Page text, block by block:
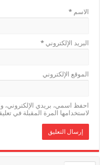
الاسم*
البريد الإلكتروني*
الموقع الإلكتروني
احفظ اسمي، بريدي الإلكتروني،
لاستخدامها المرة المقبلة في